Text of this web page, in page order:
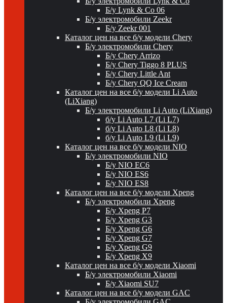
Б/у Lynk & Co 06
Б/у электромобили Zeekr
Б/у Zeekr 001
Каталог цен на все б/у модели Chery
Б/у электромобили Chery
Б/у Chery Arrizo
Б/у Chery Tiggo 8 PLUS
Б/у Chery Little Ant
Б/у Chery QQ Ice Cream
Каталог цен на все б/у модели Li Auto
(LiXiang)
Б/у электромобили Li Auto (LiXiang)
б/у Li Auto L7 (Li L7)
б/у Li Auto L8 (Li L8)
б/у Li Auto L9 (Li L9)
Каталог цен на все б/у модели NIO
Б/у электромобили NIO
Б/у NIO EC6
Б/у NIO ES6
Б/у NIO ES8
Каталог цен на все б/у модели Xpeng
Б/у электромобили Xpeng
Б/у Xpeng P7
Б/у Xpeng G3
Б/у Xpeng G6
Б/у Xpeng G7
Б/у Xpeng G9
Б/у Xpeng X9
Каталог цен на все б/у модели Xiaomi
Б/у электромобили Xiaomi
Б/у Xiaomi SU7
Каталог цен на все б/у модели GAC